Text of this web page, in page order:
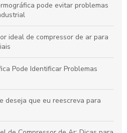
pode evitar problemas
ideal de compressor de ar para
Pode Identificar Problemas
deseja que eu reescreva para